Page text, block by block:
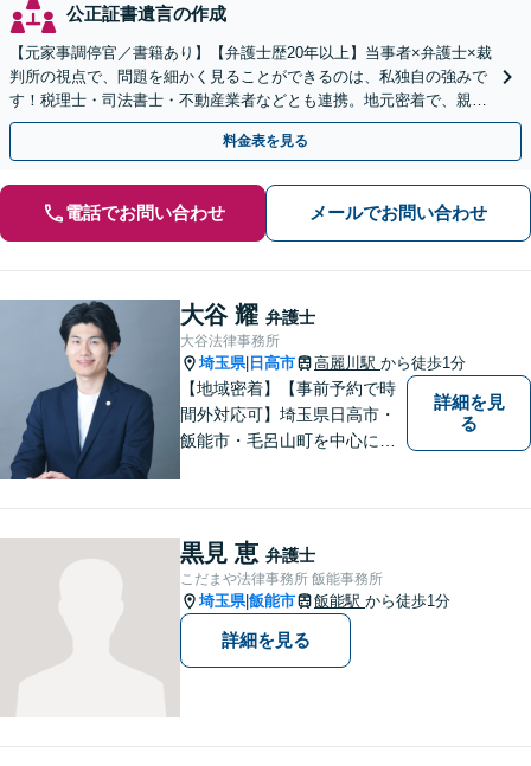
公正証書遺言の作成
【元家事調停官／書籍あり】【弁護士歴20年以上】当事者×弁護士×裁
判所の視点で、問題を細かく見ることができるのは、私独自の強みで
す！税理士・司法書士・不動産業者などとも連携。地元密着で、親切
＆丁寧にお悩みに寄り添います【所沢駅6分】
料金表を見る
電話でお問い合わせ メールでお問い合わせ
大谷 耀 弁護士
大谷法律事務所
埼玉県| 日高市 高麗川駅 から徒歩1分
【地域密着】【事前予約で時
間外対応可】埼玉県日高市・
飯能市・毛呂山町を中心に、
て、依頼者様に納得いただけ
る解決を目指します。
詳細を見
る
黒見 恵 弁護士
こだまや法律事務所 飯能事務所
埼玉県|飯能市 飯能駅 から徒歩1分
詳細を見る